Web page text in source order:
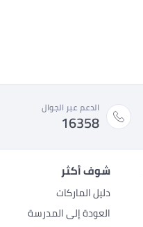
الدعم عبر الجوال
16358
شوف أكثر
دليل الماركات
العودة إلى المدرسة